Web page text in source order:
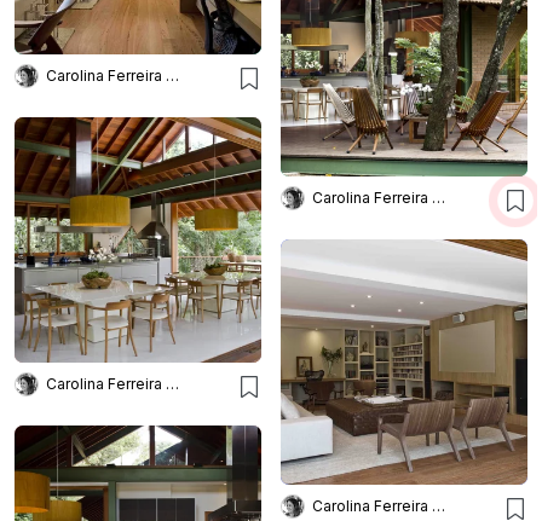
Carolina Ferreira Arquitetura
Carolina Ferreira Arquitetura
Carolina Ferreira Arquitetura
Carolina Ferreira Arquitetura